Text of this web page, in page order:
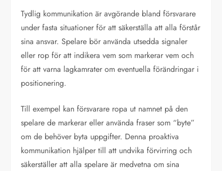
Tydlig kommunikation är avgörande bland försvarare
under fasta situationer för att säkerställa att alla förstår
sina ansvar. Spelare bör använda utsedda signaler
eller rop för att indikera vem som markerar vem och
för att varna lagkamrater om eventuella förändringar i
positionering.
Till exempel kan försvarare ropa ut namnet på den
spelare de markerar eller använda fraser som “byte”
om de behöver byta uppgifter. Denna proaktiva
kommunikation hjälper till att undvika förvirring och
säkerställer att alla spelare är medvetna om sina